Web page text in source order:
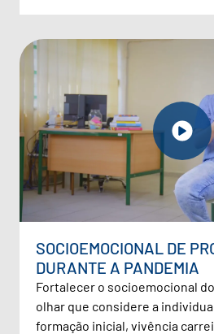
SOCIOEMOCIONAL DE
DURANTE A PANDEMIA
Fortalecer o socioemocional
olhar que considere a
formação inicial, vivência